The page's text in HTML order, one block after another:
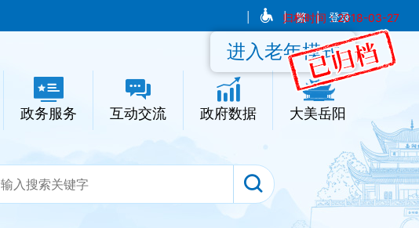
归档时间：2018-03-27
|繁| 登录
政务服务 互动交流 政府数据 大美岳阳
进入老年模式